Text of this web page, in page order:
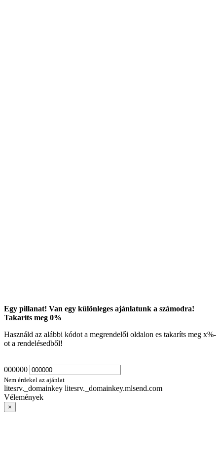
Egy pillanat! Van egy különleges ajánlatunk a számodra!
Takaríts meg 0%
Használd az alábbi kódot a megrendelői oldalon es takaríts meg x%-
ot a rendelésedből!
000000
Nem érdekel az ajánlat
litesrv._domainkey litesrv._domainkey.mlsend.com
Vélemények
×